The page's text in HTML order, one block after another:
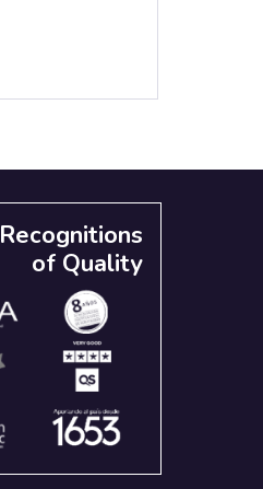
Recognitions
of Quality